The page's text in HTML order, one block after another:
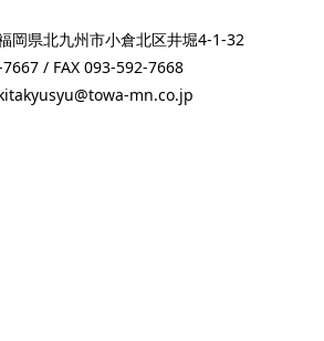
岡県北九州市小倉北区井堀4-1-32
/ FAX 093-592-7668
mn.co.jp